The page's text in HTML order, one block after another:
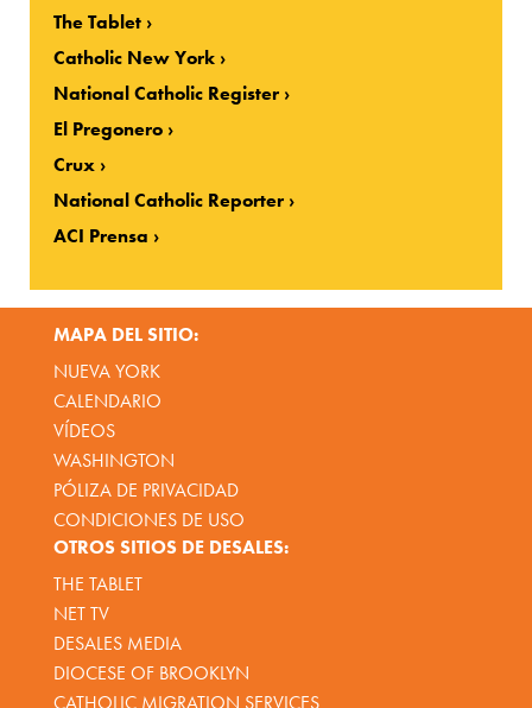
The Tablet
Catholic New York
National Catholic Register
El Pregonero
Crux
National Catholic Reporter
ACI Prensa
MAPA DEL SITIO:
NUEVA YORK
CALENDARIO
VÍDEOS
WASHINGTON
PÓLIZA DE PRIVACIDAD
CONDICIONES DE USO
OTROS SITIOS DE DESALES:
THE TABLET
NET TV
DESALES MEDIA
DIOCESE OF BROOKLYN